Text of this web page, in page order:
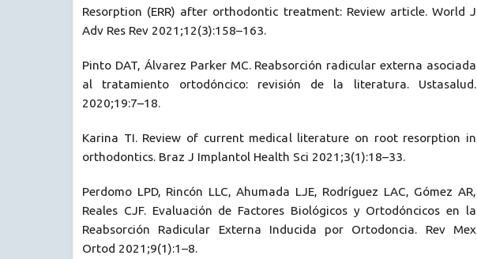
Resorption (ERR) after orthodontic treatment: Review article. World J
Adv Res Rev 2021;12(3):158–163.
Pinto DAT, Álvarez Parker MC. Reabsorción radicular externa asociada
al tratamiento ortodóncico: revisión de la literatura. Ustasalud.
2020;19:7–18.
Karina TI. Review of current medical literature on root resorption in
orthodontics. Braz J Implantol Health Sci 2021;3(1):18–33.
Perdomo LPD, Rincón LLC, Ahumada LJE, Rodríguez LAC, Gómez AR,
Reales CJF. Evaluación de Factores Biológicos y Ortodóncicos en la
Reabsorción Radicular Externa Inducida por Ortodoncia. Rev Mex
Ortod 2021;9(1):1–8.